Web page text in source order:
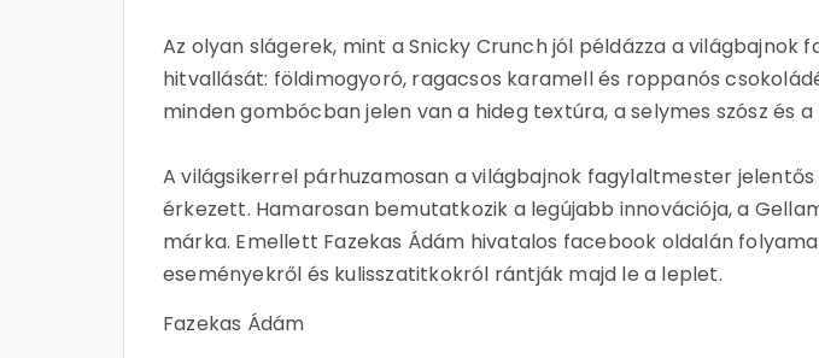
Az olyan slágerek, mint a Snicky Crunch jól példázza a világbajnok
hitvallását: földimogyoró, ragacsos karamell és roppanós
minden gombócban jelen van a hideg textúra, a selymes szósz és
A világsikerrel párhuzamosan a világbajnok fagylaltmester
érkezett. Hamarosan bemutatkozik a legújabb innovációja, a
márka. Emellett Fazekas Ádám hivatalos facebook oldalán
eseményekről és kulisszatitkokról rántják majd le a leplet.
Fazekas Ádám